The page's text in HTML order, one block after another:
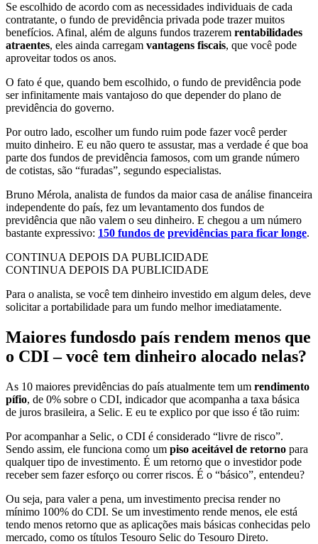
Se escolhido de acordo com as necessidades individuais de cada
contratante, o fundo de previdência privada pode trazer muitos
benefícios. Afinal, além de alguns fundos trazerem rentabilidades
atraentes, eles ainda carregam vantagens fiscais, que você pode
aproveitar todos os anos.
O fato é que, quando bem escolhido, o fundo de previdência pode
ser infinitamente mais vantajoso do que depender do plano de
previdência do governo.
Por outro lado, escolher um fundo ruim pode fazer você perder
muito dinheiro. E eu não quero te assustar, mas a verdade é que boa
parte dos fundos de previdência famosos, com um grande número
de cotistas, são “furadas”, segundo especialistas.
Bruno Mérola, analista de fundos da maior casa de análise financeira
independente do país, fez um levantamento dos fundos de
previdência que não valem o seu dinheiro. E chegou a um número
bastante expressivo: 150 fundos de previdências para ficar longe.
CONTINUA DEPOIS DA PUBLICIDADE
CONTINUA DEPOIS DA PUBLICIDADE
Para o analista, se você tem dinheiro investido em algum deles, deve
solicitar a portabilidade para um fundo melhor imediatamente.
Maiores fundosdo país rendem menos que
o CDI – você tem dinheiro alocado nelas?
As 10 maiores previdências do país atualmente tem um rendimento
pífio, de 0% sobre o CDI, indicador que acompanha a taxa básica
de juros brasileira, a Selic. E eu te explico por que isso é tão ruim:
Por acompanhar a Selic, o CDI é considerado “livre de risco”.
Sendo assim, ele funciona como um piso aceitável de retorno para
qualquer tipo de investimento. É um retorno que o investidor pode
receber sem fazer esforço ou correr riscos. É o “básico”, entendeu?
Ou seja, para valer a pena, um investimento precisa render no
mínimo 100% do CDI. Se um investimento rende menos, ele está
tendo menos retorno que as aplicações mais básicas conhecidas pelo
mercado, como os títulos Tesouro Selic do Tesouro Direto.